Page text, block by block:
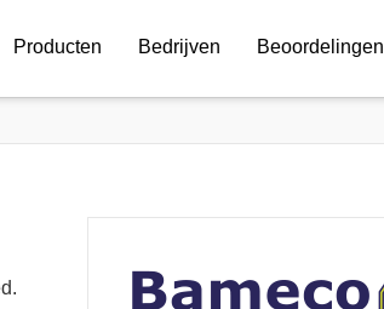
Producten Bedrijven Beoordelingen